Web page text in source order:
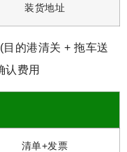
装货地址
的港清关 + 拖车送
认费用
清单+发票